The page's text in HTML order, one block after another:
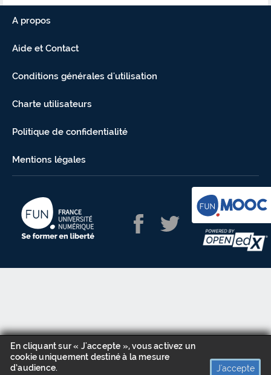
En cliquant sur « J'accepte », vous activez un
cookie uniquement destiné à la mesure
d’audience.
J'accepte
A propos
Aide et Contact
Conditions générales d'utilisation
Charte utilisateurs
Politique de confidentialité
Mentions légales